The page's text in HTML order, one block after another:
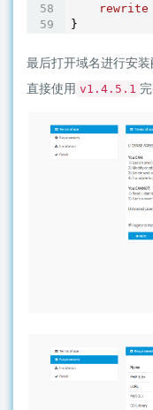
rewrite
最后打开域名进行安装
直接使用 v1.4.5.1